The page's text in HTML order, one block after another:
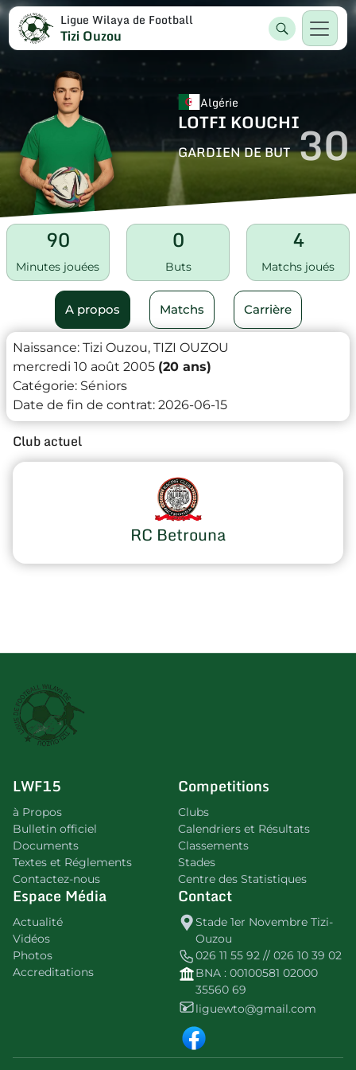
Ligue Wilaya de Football
Tizi Ouzou
Algérie
LOTFI KOUCHI
GARDIEN DE BUT 30
90
Minutes jouées
0
Buts
4
Matchs joués
A propos Matchs Carrière
Naissance: Tizi Ouzou, TIZI OUZOU
mercredi 10 août 2005 (20 ans)
Catégorie: Séniors
Date de fin de contrat: 2026-06-15
Club actuel
RC Betrouna
LWF15
à Propos
Bulletin officiel
Documents
Textes et Réglements
Contactez-nous
Competitions
Clubs
Calendriers et Résultats
Classements
Stades
Centre des Statistiques
Espace Média
Actualité
Vidéos
Photos
Accreditations
Contact
Stade 1er Novembre Tizi-
Ouzou
026 11 55 92 // 026 10 39 02
BNA : 00100581 02000
35560 69
liguewto@gmail.com